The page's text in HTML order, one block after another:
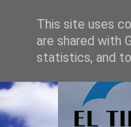
This site uses
are shared with
statistics, and